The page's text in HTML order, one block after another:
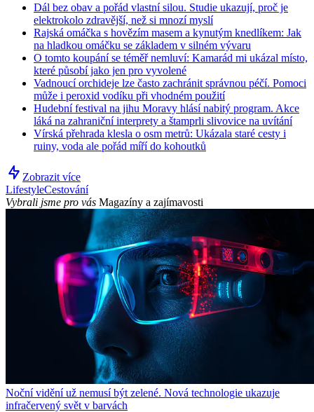
Dál bez obav a pořád vlastní silou. Studie ukazují, proč je
elektrokolo zdravější, než si mnozí myslí
Rajská omáčka s hovězím masem a kynutým knedlíkem: Jak
na hladkou omáčku se základem v silném vývaru
O tomto koupání se téměř nemluví: Kamarád mi ukázal místo,
které působí jako jen pro vyvolené
Vadnoucí orchideje lze často zachránit správnou péčí. Pomoci
může i peroxid vodíku při vhodném použití
Hudební festival na jihu Moravy hlásí nabitý program. Akce
láká na zahraniční interprety a štamprli slivovice na uvítání
Vírská přehrada klesla o osm metrů: Ukázala staré cesty i
ruiny, voda ale pořád míří do kohoutků
Zobrazit více
LifestyleCestování
Vybrali jsme pro vás Magazíny a zajímavosti
Noční vidění už nemusí být zelené. Nová technologie ukazuje
infračervený svět v barvách